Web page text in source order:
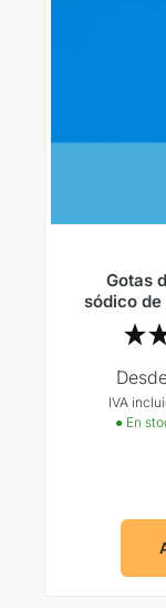
Gotas
sódico
Precio
Oferta
IVA
● En